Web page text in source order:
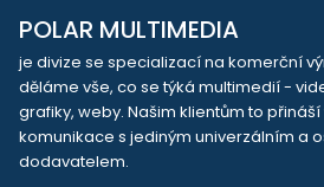
POLAR MULTIMEDIA
je divize se specializací na komerční
děláme vše, co se týká multimedií -
grafiky, weby. Našim klientům to
komunikace s jediným univerzálním a
dodavatelem.